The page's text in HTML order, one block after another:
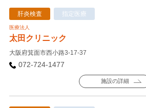
肝炎検査 指定医療
医療法人
太田クリニック
大阪府箕面市西小路3-17-37
072-724-1477
施設の詳細